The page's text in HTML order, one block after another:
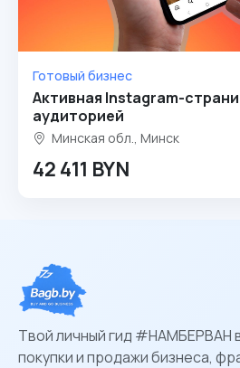
Готовый бизнес
Активная Instagram-
аудиторией
Минская обл., Минск
42 411 BYN
Твой личный гид #НАМБЕРВАН
покупки и продажи бизнеса,